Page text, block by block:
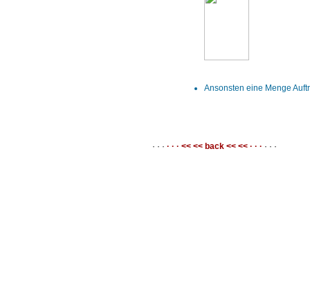
Ansonsten eine Menge
· · · · · · << << back << << · · · · · ·